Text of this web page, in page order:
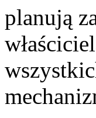
planują